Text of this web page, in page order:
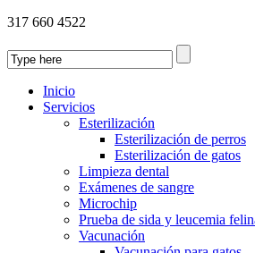
317 660 4522
Inicio
Servicios
Esterilización
Esterilización de perros
Esterilización de gatos
Limpieza dental
Exámenes de sangre
Microchip
Prueba de sida y leucemia
Vacunación